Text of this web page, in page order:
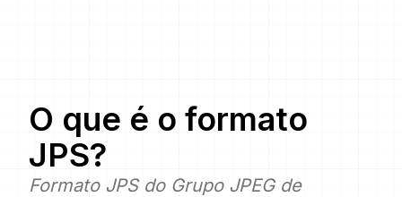
O que é o formato
JPS?
Formato JPS do Grupo JPEG de